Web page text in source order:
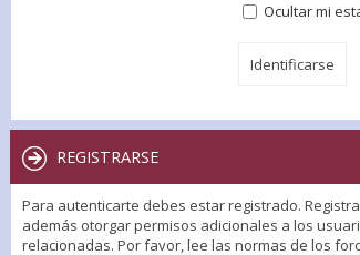
Ocultar mi
REGISTRARSE
Para autenticarte debes estar registrado.
además otorgar permisos adicionales a los
relacionadas. Por favor, lee las normas de los